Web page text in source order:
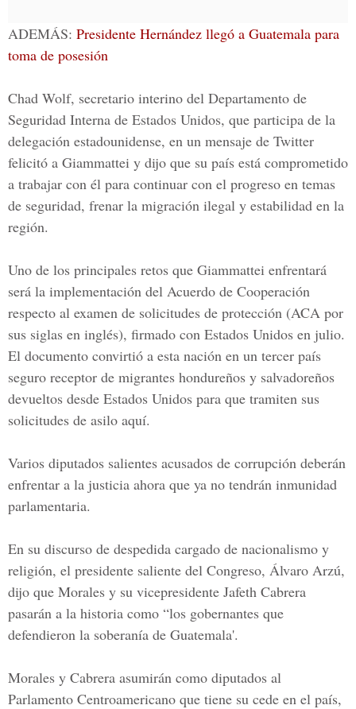
ADEMÁS: Presidente Hernández llegó a Guatemala para
toma de posesión
Chad Wolf, secretario interino del Departamento de
Seguridad Interna de Estados Unidos, que participa de la
delegación estadounidense, en un mensaje de Twitter
felicitó a Giammattei y dijo que su país está comprometido
a trabajar con él para continuar con el progreso en temas
de seguridad, frenar la migración ilegal y estabilidad en la
región.
Uno de los principales retos que Giammattei enfrentará
será la implementación del Acuerdo de Cooperación
respecto al examen de solicitudes de protección (ACA por
sus siglas en inglés), firmado con Estados Unidos en julio.
El documento convirtió a esta nación en un tercer país
seguro receptor de migrantes hondureños y salvadoreños
devueltos desde Estados Unidos para que tramiten sus
solicitudes de asilo aquí.
Varios diputados salientes acusados de corrupción deberán
enfrentar a la justicia ahora que ya no tendrán inmunidad
parlamentaria.
En su discurso de despedida cargado de nacionalismo y
religión, el presidente saliente del Congreso, Álvaro Arzú,
dijo que Morales y su vicepresidente Jafeth Cabrera
pasarán a la historia como “los gobernantes que
defendieron la soberanía de Guatemala'.
Morales y Cabrera asumirán como diputados al
Parlamento Centroamericano que tiene su cede en el país,